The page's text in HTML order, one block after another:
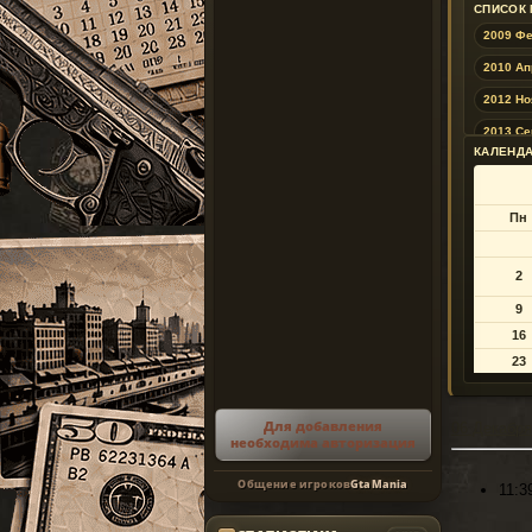
Для добавления
необходима авторизация
Общение игроковGtaMania
СПИСОК
2009
2010
2012
2013
2018
2020
2021
2022
2023
2024
Пн
2
9
16
23
30